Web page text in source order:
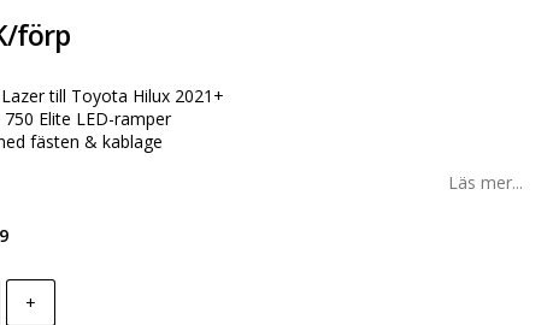
förp
till Toyota Hilux 2021+
750 Elite LED-ramper
fästen & kablage
Läs mer...
+